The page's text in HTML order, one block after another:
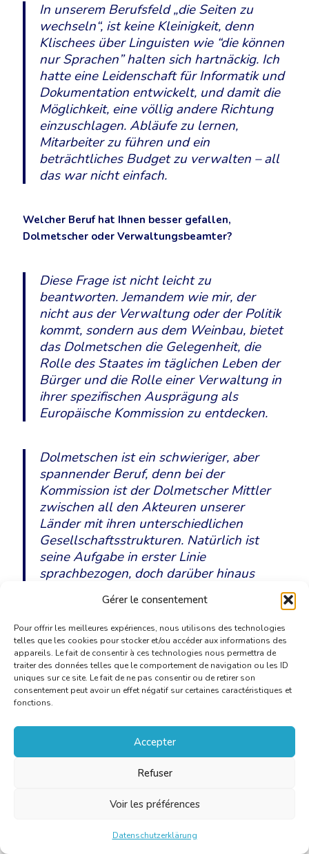
Gérer le consentement
Pour offrir les meilleures expériences, nous utilisons des technologies
telles que les cookies pour stocker et/ou accéder aux informations des
appareils. Le fait de consentir à ces technologies nous permettra de
traiter des données telles que le comportement de navigation ou les ID
uniques sur ce site. Le fait de ne pas consentir ou de retirer son
consentement peut avoir un effet négatif sur certaines caractéristiques et
fonctions.
Accepter
Refuser
Voir les préférences
Datenschutzerklärung
In unserem Berufsfeld „die Seiten zu
wechseln“, ist keine Kleinigkeit, denn
Klischees über Linguisten wie “die können
nur Sprachen” halten sich hartnäckig. Ich
hatte eine Leidenschaft für Informatik und
Dokumentation entwickelt, und damit die
Möglichkeit, eine völlig andere Richtung
einzuschlagen. Abläufe zu lernen,
Mitarbeiter zu führen und ein
beträchtliches Budget zu verwalten – all
das war nicht einfach.
Welcher Beruf hat Ihnen besser gefallen,
Dolmetscher oder Verwaltungsbeamter?
Diese Frage ist nicht leicht zu
beantworten. Jemandem wie mir, der
nicht aus der Verwaltung oder der Politik
kommt, sondern aus dem Weinbau, bietet
das Dolmetschen die Gelegenheit, die
Rolle des Staates im täglichen Leben der
Bürger und die Rolle einer Verwaltung in
ihrer spezifischen Ausprägung als
Europäische Kommission zu entdecken.
Dolmetschen ist ein schwieriger, aber
spannender Beruf, denn bei der
Kommission ist der Dolmetscher Mittler
zwischen all den Akteuren unserer
Länder mit ihren unterschiedlichen
Gesellschaftsstrukturen. Natürlich ist
seine Aufgabe in erster Linie
sprachbezogen, doch darüber hinaus
spielt er im Kommunikationsprozess eine
wesentliche Rolle. Jedem wissbegierigen
Menschen bietet dieser Beruf die
Möglichkeit, ein breit gefächertes Wissen
anzuhäufen.
Bei einem Verwaltungsbeamten kommt
zum Tragen. Ich denke, wir alle verfügen
über zahlreiche und vielfältige
Fähigkeiten, die sich in einem
Berufsumfeld mitunter nur begrenzt